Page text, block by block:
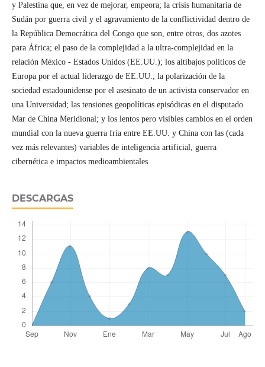
y Palestina que, en vez de mejorar, empeora; la crisis humanitaria de
Sudán por guerra civil y el agravamiento de la conflictividad dentro de
la República Democrática del Congo que son, entre otros, dos azotes
para África; el paso de la complejidad a la ultra-complejidad en la
relación México - Estados Unidos (EE.UU.); los altibajos políticos de
Europa por el actual liderazgo de EE.UU.; la polarización de la
sociedad estadounidense por el asesinato de un activista conservador en
una Universidad; las tensiones geopolíticas episódicas en el disputado
Mar de China Meridional; y los lentos pero visibles cambios en el orden
mundial con la nueva guerra fría entre EE.UU. y China con las (cada
vez más relevantes) variables de inteligencia artificial, guerra
cibernética e impactos medioambientales.
DESCARGAS